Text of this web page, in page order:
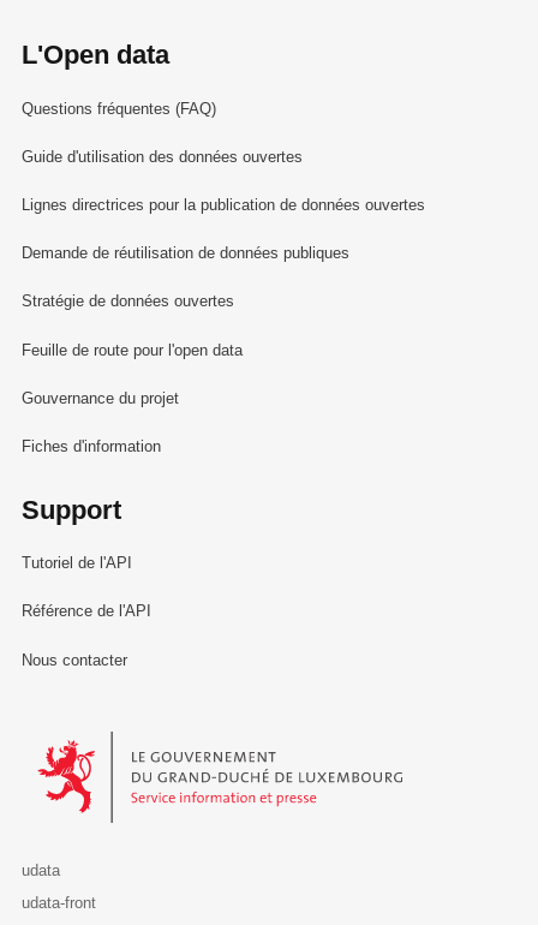
L'Open data
Questions fréquentes (FAQ)
Guide d'utilisation des données ouvertes
Lignes directrices pour la publication de données ouvertes
Demande de réutilisation de données publiques
Stratégie de données ouvertes
Feuille de route pour l'open data
Gouvernance du projet
Fiches d'information
Support
Tutoriel de l'API
Référence de l'API
Nous contacter
Le Gouvernement du Grand-Duché de Luxembourg - Service
udata
udata-front